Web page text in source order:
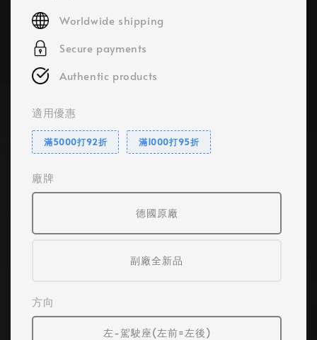
price
Worldwide shipping
Secure payments
Authentic products
適用優惠
滿5000打92折 滿1000打95折
廠牌
德國原廠
副廠全新品
方向
左-駕駛座(左前=左後)